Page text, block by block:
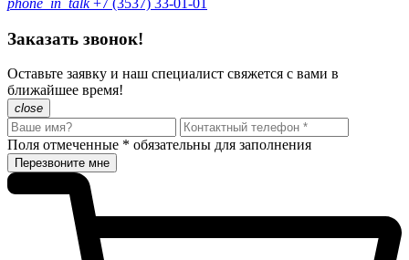
phone_in_talk+7 (3537) 33-01-01
Заказать звонок!
Оставьте заявку и наш специалист свяжется с вами в
ближайшее время!
close
Поля отмеченные * обязательны для заполнения